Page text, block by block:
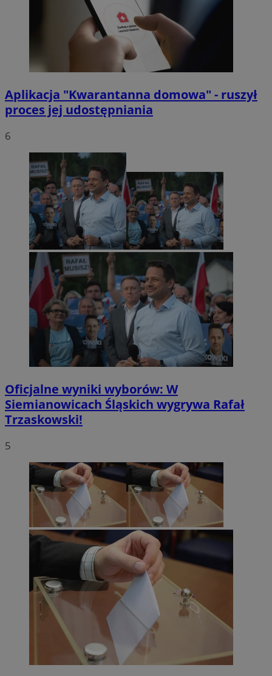
Aplikacja "Kwarantanna domowa" - ruszył
proces jej udostępniania
6
Oficjalne wyniki wyborów: W
Siemianowicach Śląskich wygrywa Rafał
Trzaskowski!
5